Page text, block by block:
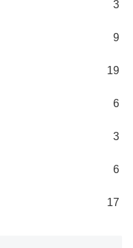
3
9
19
6
3
6
17